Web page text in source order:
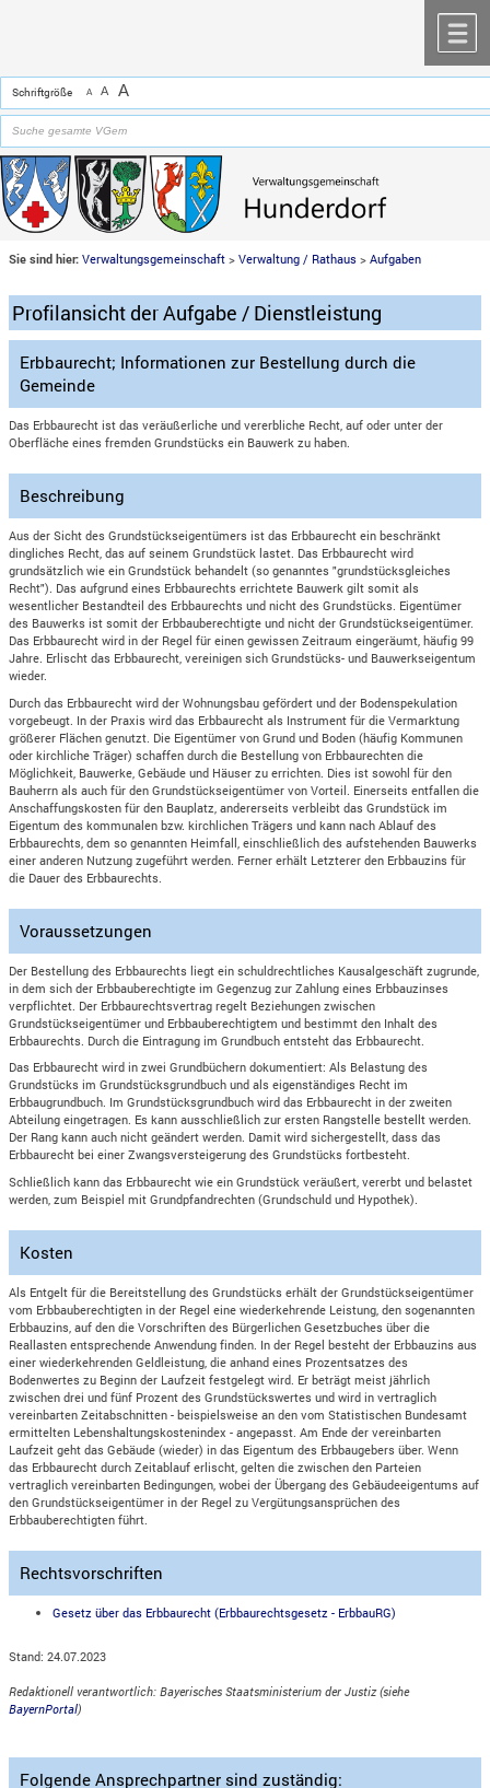
Schriftgröße A A A
Sie sind hier: Verwaltungsgemeinschaft >Verwaltung / Rathaus >Aufgaben
Profilansicht der Aufgabe / Dienstleistung
Erbbaurecht; Informationen zur Bestellung durch die
Gemeinde
Das Erbbaurecht ist das veräußerliche und vererbliche Recht, auf oder unter der
Oberfläche eines fremden Grundstücks ein Bauwerk zu haben.
Beschreibung
Aus der Sicht des Grundstückseigentümers ist das Erbbaurecht ein beschränkt
dingliches Recht, das auf seinem Grundstück lastet. Das Erbbaurecht wird
grundsätzlich wie ein Grundstück behandelt (so genanntes "grundstücksgleiches
Recht"). Das aufgrund eines Erbbaurechts errichtete Bauwerk gilt somit als
wesentlicher Bestandteil des Erbbaurechts und nicht des Grundstücks. Eigentümer
des Bauwerks ist somit der Erbbauberechtigte und nicht der Grundstückseigentümer.
Das Erbbaurecht wird in der Regel für einen gewissen Zeitraum eingeräumt, häufig 99
Jahre. Erlischt das Erbbaurecht, vereinigen sich Grundstücks- und Bauwerkseigentum
wieder.
Durch das Erbbaurecht wird der Wohnungsbau gefördert und der Bodenspekulation
vorgebeugt. In der Praxis wird das Erbbaurecht als Instrument für die Vermarktung
größerer Flächen genutzt. Die Eigentümer von Grund und Boden (häufig Kommunen
oder kirchliche Träger) schaffen durch die Bestellung von Erbbaurechten die
Möglichkeit, Bauwerke, Gebäude und Häuser zu errichten. Dies ist sowohl für den
Bauherrn als auch für den Grundstückseigentümer von Vorteil. Einerseits entfallen die
Anschaffungskosten für den Bauplatz, andererseits verbleibt das Grundstück im
Eigentum des kommunalen bzw. kirchlichen Trägers und kann nach Ablauf des
Erbbaurechts, dem so genannten Heimfall, einschließlich des aufstehenden Bauwerks
einer anderen Nutzung zugeführt werden. Ferner erhält Letzterer den Erbbauzins für
die Dauer des Erbbaurechts.
Voraussetzungen
Der Bestellung des Erbbaurechts liegt ein schuldrechtliches Kausalgeschäft zugrunde,
in dem sich der Erbbauberechtigte im Gegenzug zur Zahlung eines Erbbauzinses
verpflichtet. Der Erbbaurechtsvertrag regelt Beziehungen zwischen
Grundstückseigentümer und Erbbauberechtigtem und bestimmt den Inhalt des
Erbbaurechts. Durch die Eintragung im Grundbuch entsteht das Erbbaurecht.
Das Erbbaurecht wird in zwei Grundbüchern dokumentiert: Als Belastung des
Grundstücks im Grundstücksgrundbuch und als eigenständiges Recht im
Erbbaugrundbuch. Im Grundstücksgrundbuch wird das Erbbaurecht in der zweiten
Abteilung eingetragen. Es kann ausschließlich zur ersten Rangstelle bestellt werden.
Der Rang kann auch nicht geändert werden. Damit wird sichergestellt, dass das
Erbbaurecht bei einer Zwangsversteigerung des Grundstücks fortbesteht.
Schließlich kann das Erbbaurecht wie ein Grundstück veräußert, vererbt und belastet
werden, zum Beispiel mit Grundpfandrechten (Grundschuld und Hypothek).
Kosten
Als Entgelt für die Bereitstellung des Grundstücks erhält der Grundstückseigentümer
vom Erbbauberechtigten in der Regel eine wiederkehrende Leistung, den sogenannten
Erbbauzins, auf den die Vorschriften des Bürgerlichen Gesetzbuches über die
Reallasten entsprechende Anwendung finden. In der Regel besteht der Erbbauzins aus
einer wiederkehrenden Geldleistung, die anhand eines Prozentsatzes des
Bodenwertes zu Beginn der Laufzeit festgelegt wird. Er beträgt meist jährlich
zwischen drei und fünf Prozent des Grundstückswertes und wird in vertraglich
vereinbarten Zeitabschnitten - beispielsweise an den vom Statistischen Bundesamt
ermittelten Lebenshaltungskostenindex - angepasst. Am Ende der vereinbarten
Laufzeit geht das Gebäude (wieder) in das Eigentum des Erbbaugebers über. Wenn
das Erbbaurecht durch Zeitablauf erlischt, gelten die zwischen den Parteien
vertraglich vereinbarten Bedingungen, wobei der Übergang des Gebäudeeigentums auf
den Grundstückseigentümer in der Regel zu Vergütungsansprüchen des
Erbbauberechtigten führt.
Rechtsvorschriften
Gesetz über das Erbbaurecht (Erbbaurechtsgesetz - ErbbauRG)
Stand: 24.07.2023
Redaktionell verantwortlich: Bayerisches Staatsministerium der Justiz (siehe
BayernPortal)
Folgende Ansprechpartner sind zuständig: